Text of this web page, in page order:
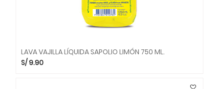
LAVA VAJILLA LÍQUIDA SAPOLIO LIMÓN 750 ML.
S/9.90